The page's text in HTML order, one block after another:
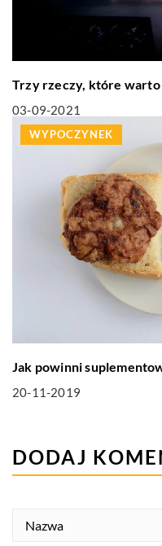
Trzy rzeczy, które warto
03-09-2021
WYPOCZYNEK
Jak powinni
20-11-2019
DODAJ